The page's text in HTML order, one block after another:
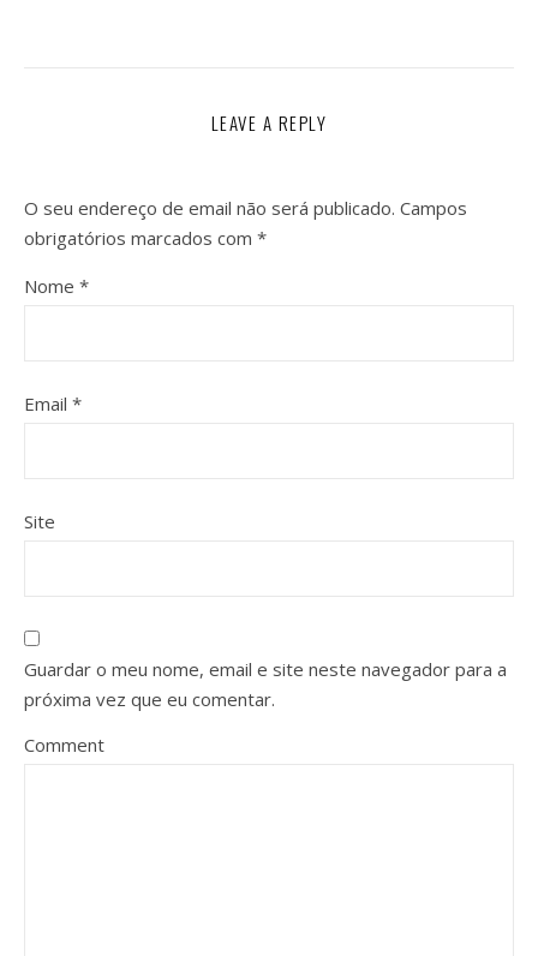
LEAVE A REPLY
O seu endereço de email não será publicado. Campos
obrigatórios marcados com *
Nome *
Email *
Site
Guardar o meu nome, email e site neste navegador para a
próxima vez que eu comentar.
Comment